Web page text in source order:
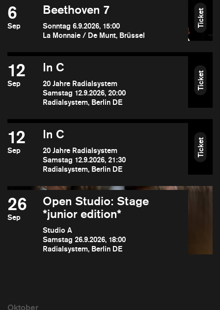
6
Sep
Beethoven 7
Sonntag 6.9.2026, 15:00
La Monnaie / De Munt, Brüssel
Ticket
12
Sep
In C
20 Jahre Radialsystem
Samstag 12.9.2026, 20:00
Radialsystem, Berlin DE
Ticket
12
Sep
In C
20 Jahre Radialsystem
Samstag 12.9.2026, 21:30
Radialsystem, Berlin DE
Ticket
26
Sep
Open Studio: Stage
*junior edition*
Studio A
Samstag 26.9.2026, 18:00
Radialsystem, Berlin DE